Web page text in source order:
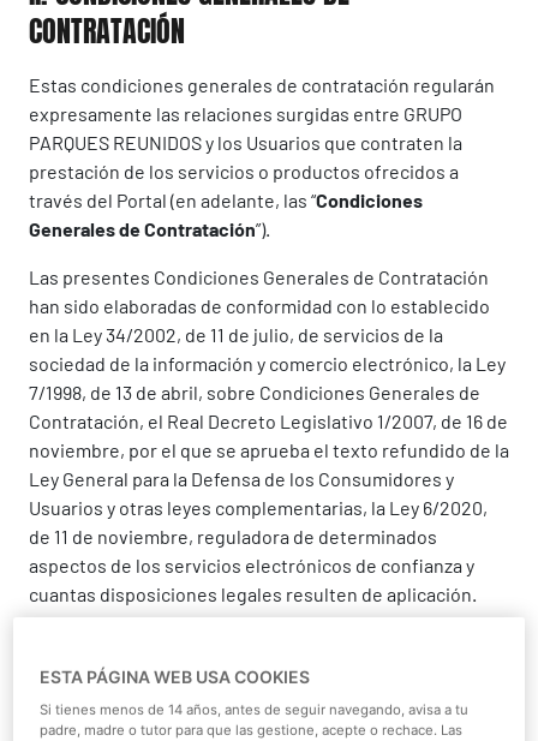
CONTRATACIÓN
Estas condiciones generales de contratación regularán
expresamente las relaciones surgidas entre GRUPO
PARQUES REUNIDOS y los Usuarios que contraten la
prestación de los servicios o productos ofrecidos a
través del Portal (en adelante, las “Condiciones
Generales de Contratación”).
Las presentes Condiciones Generales de Contratación
han sido elaboradas de conformidad con lo establecido
en la Ley 34/2002, de 11 de julio, de servicios de la
sociedad de la información y comercio electrónico, la Ley
7/1998, de 13 de abril, sobre Condiciones Generales de
Contratación, el Real Decreto Legislativo 1/2007, de 16 de
noviembre, por el que se aprueba el texto refundido de la
Ley General para la Defensa de los Consumidores y
Usuarios y otras leyes complementarias, la Ley 6/2020,
de 11 de noviembre, reguladora de determinados
aspectos de los servicios electrónicos de confianza y
cuantas disposiciones legales resulten de aplicación.
Contratación son accesibles en todo momento en la
sección de compra on-line del Portal y pueden ser
impresas y/o almacenadas por el Usuario.
ESTA PÁGINA WEB USA COOKIES
Si tienes menos de 14 años, antes de seguir navegando, avisa a tu
padre, madre o tutor para que las gestione, acepte o rechace. Las